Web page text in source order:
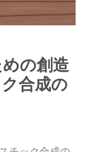
の創造
合成の